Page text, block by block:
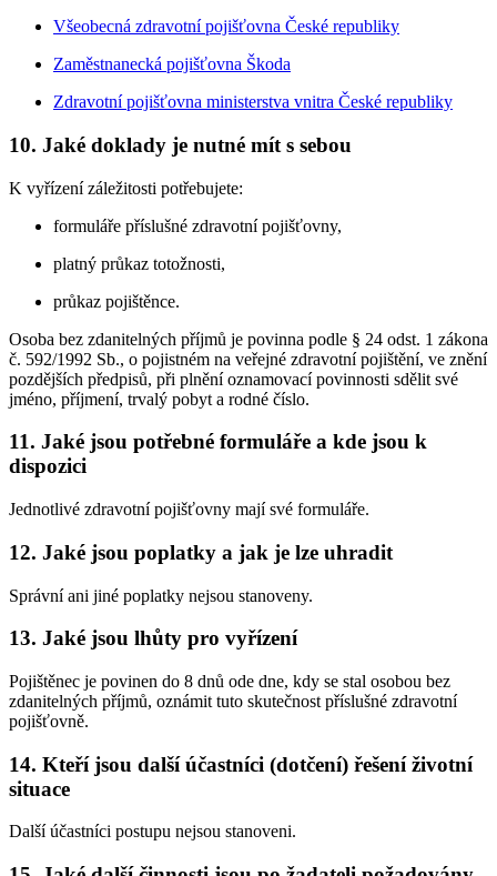
Všeobecná zdravotní pojišťovna České republiky
Zaměstnanecká pojišťovna Škoda
Zdravotní pojišťovna ministerstva vnitra České republiky
10. Jaké doklady je nutné mít s sebou
K vyřízení záležitosti potřebujete:
formuláře příslušné zdravotní pojišťovny,
platný průkaz totožnosti,
průkaz pojištěnce.
Osoba bez zdanitelných příjmů je povinna podle § 24 odst. 1 zákona
č. 592/1992 Sb., o pojistném na veřejné zdravotní pojištění, ve znění
pozdějších předpisů, při plnění oznamovací povinnosti sdělit své
jméno, příjmení, trvalý pobyt a rodné číslo.
11. Jaké jsou potřebné formuláře a kde jsou k
dispozici
Jednotlivé zdravotní pojišťovny mají své formuláře.
12. Jaké jsou poplatky a jak je lze uhradit
Správní ani jiné poplatky nejsou stanoveny.
13. Jaké jsou lhůty pro vyřízení
Pojištěnec je povinen do 8 dnů ode dne, kdy se stal osobou bez
zdanitelných příjmů, oznámit tuto skutečnost příslušné zdravotní
pojišťovně.
14. Kteří jsou další účastníci (dotčení) řešení životní
situace
Další účastníci postupu nejsou stanoveni.